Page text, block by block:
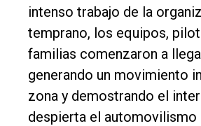
intenso trabajo de la
temprano, los equipos,
familias comenzaron a
generando un movimiento
zona y demostrando el
despierta el automovilismo